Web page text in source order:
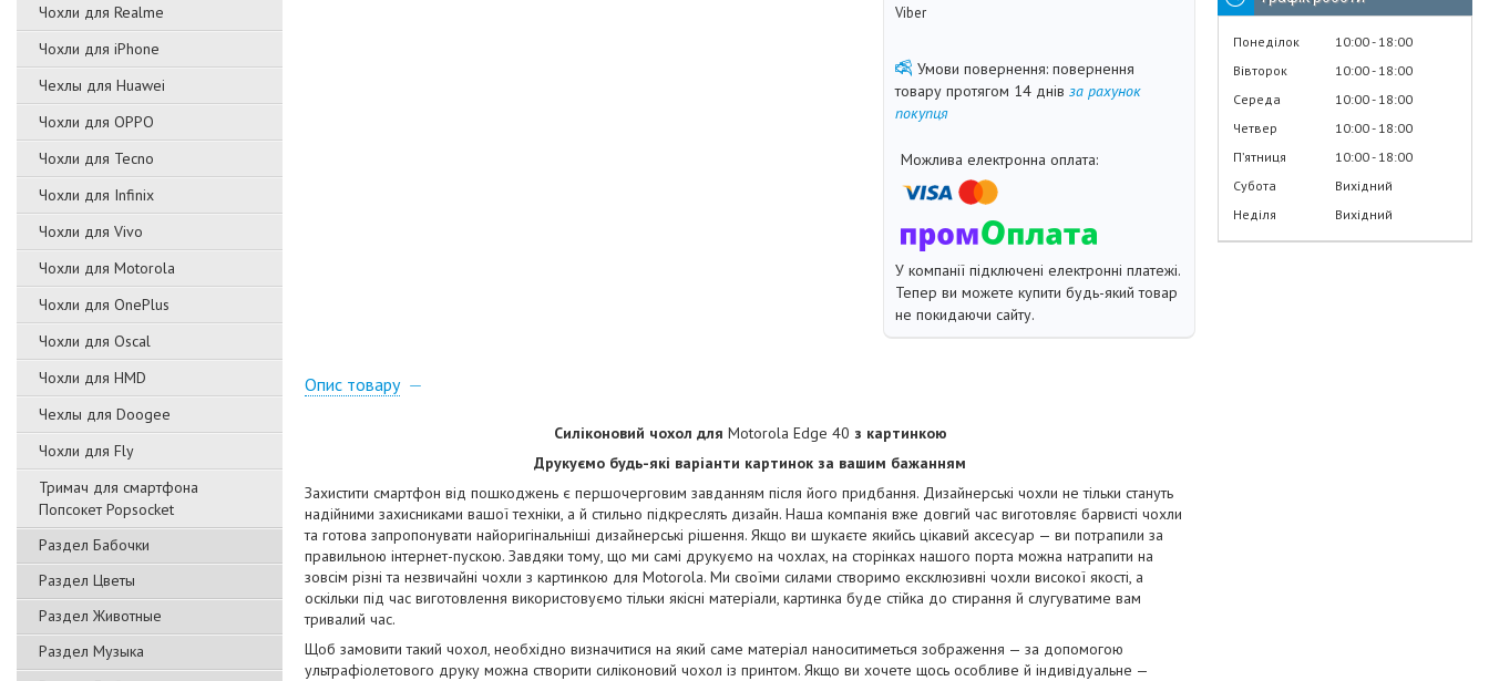
Чохли для Realme
Чохли для iPhone
Чехлы для Huawei
Чохли для OPPO
Чохли для Tecno
Чохли для Infinix
Чохли для Vivo
Чохли для Motorola
Чохли для OnePlus
Чохли для Oscal
Чохли для HMD
Чехлы для Doogee
Чохли для Fly
Тримач для смартфона
Попсокет Popsocket
Раздел Бабочки
Раздел Цветы
Раздел Животные
Раздел Музыка
Viber
повернення
товару протягом 14 днів за рахунок
покупця
У компанії підключені електронні платежі.
Тепер ви можете купити будь-який товар
не покидаючи сайту.
Опис товару
Силіконовий чохол для Motorola Edge 40 з картинкою
Друкуємо будь-які варіанти картинок за вашим бажанням
Захистити смартфон від пошкоджень є першочерговим завданням після його придбання. Дизайнерські чохли не тільки стануть
надійними захисниками вашої техніки, а й стильно підкреслять дизайн. Наша компанія вже довгий час виготовляє барвисті чохли
та готова запропонувати найоригінальніші дизайнерські рішення. Якщо ви шукаєте якийсь цікавий аксесуар — ви потрапили за
правильною інтернет-пускою. Завдяки тому, що ми самі друкуємо на чохлах, на сторінках нашого порта можна натрапити на
зовсім різні та незвичайні чохли з картинкою для Motorola. Ми своїми силами створимо ексклюзивні чохли високої якості, а
оскільки під час виготовлення використовуємо тільки якісні матеріали, картинка буде стійка до стирання й слугуватиме вам
тривалий час.
Щоб замовити такий чохол, необхідно визначитися на який саме матеріал наноситиметься зображення — за допомогою
ультрафіолетового друку можна створити силіконовий чохол із принтом. Якщо ви хочете щось особливе й індивідуальне —
Понеділок 10:00 18:00
Вівторок
10:00 18:00
Середа
10:00 18:00
Четвер
10:00 18:00
Пʼятниця
10:00 18:00
Субота
Вихідний
Неділя
Вихідний